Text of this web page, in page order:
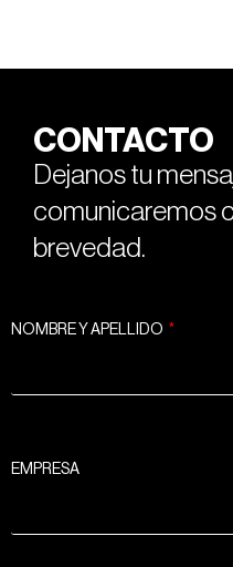
CONTACTO
Dejanos tu
comunicaremos
brevedad.
NOMBRE Y APELLIDO
EMPRESA